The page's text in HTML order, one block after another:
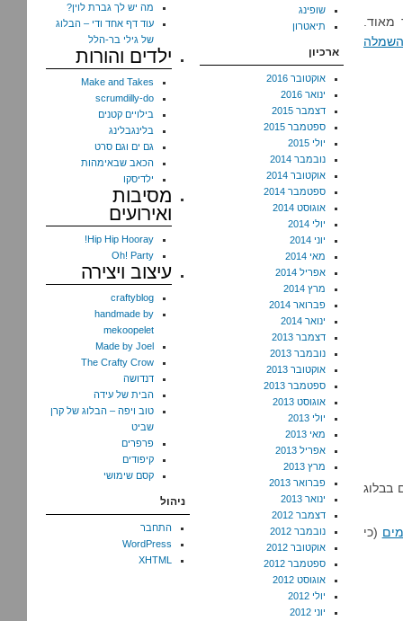
מאוד.
השמלה
בבלוג
(כי
שופינג
תיאטרון
ארכיון
אוקטובר 2016
ינואר 2016
דצמבר 2015
ספטמבר 2015
יולי 2015
נובמבר 2014
אוקטובר 2014
ספטמבר 2014
אוגוסט 2014
יולי 2014
יוני 2014
מאי 2014
אפריל 2014
מרץ 2014
פברואר 2014
ינואר 2014
דצמבר 2013
נובמבר 2013
אוקטובר 2013
ספטמבר 2013
אוגוסט 2013
יולי 2013
מאי 2013
אפריל 2013
מרץ 2013
פברואר 2013
ינואר 2013
דצמבר 2012
נובמבר 2012
אוקטובר 2012
ספטמבר 2012
אוגוסט 2012
יולי 2012
יוני 2012
מה יש לך גברת לוין?
עוד דף אחד ודי – הבלוג
של גילי בר-הלל
ילדים והורות
Make and Takes
scrumdilly-do
בילויים קטנים
בלינגבלינג
גם ים וגם סרט
הכאב שבאימהות
ילדיסקו
מסיבות
ואירועים
Hip Hip Hooray!
Oh! Party
עיצוב ויצירה
craftyblog
handmade by
mekoopelet
Made by Joel
The Crafty Crow
דנדושה
הבית של עידה
טוב ויפה – הבלוג של קרן
שביט
פרפרים
קיפודים
קסם שימושי
ניהול
התחבר
WordPress
XHTML